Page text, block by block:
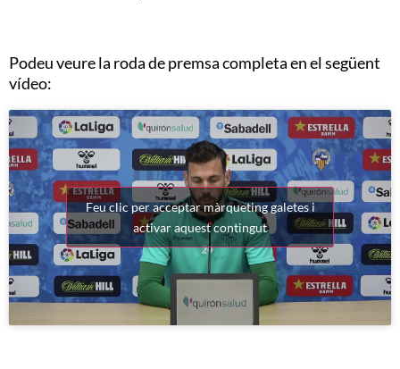
Podeu veure la roda de premsa completa en el següent
vídeo:
Feu clic per acceptar màrqueting galetes i
activar aquest contingut